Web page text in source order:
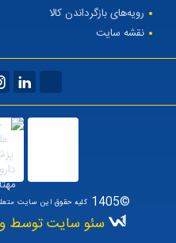
رویه‌های بازگرداندن کالا
نقشه سایت
©1405 کلیه حقوق این سایت
سئو سایت توسط